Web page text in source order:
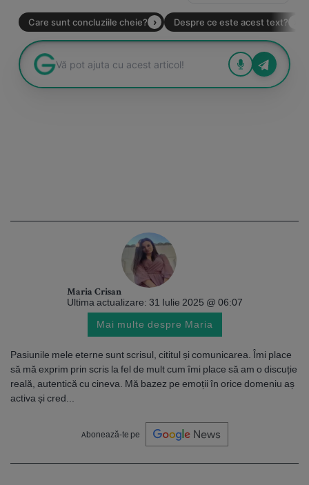
Maria Crisan
Ultima actualizare: 31 Iulie 2025 @ 06:07
Mai multe despre Maria
Pasiunile mele eterne sunt scrisul, cititul și comunicarea. Îmi place
să mă exprim prin scris la fel de mult cum îmi place să am o discuție
reală, autentică cu cineva. Mă bazez pe emoții în orice domeniu aș
activa și cred...
Abonează-te pe